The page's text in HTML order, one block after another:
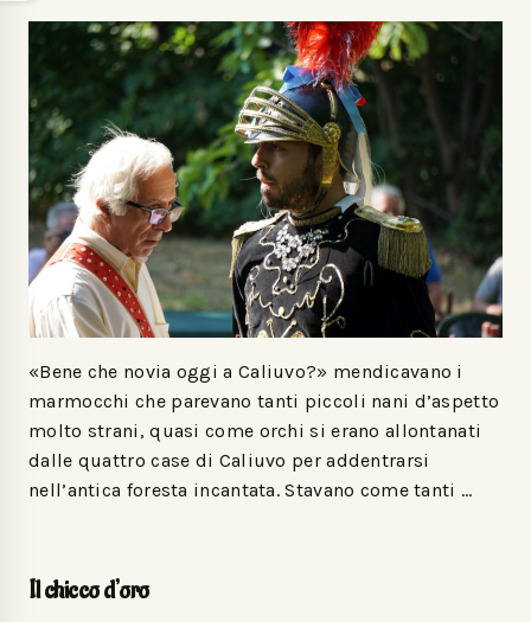
«Bene che novia oggi a Caliuvo?» mendicavano i
marmocchi che parevano tanti piccoli nani d’aspetto
molto strani, quasi come orchi si erano allontanati
dalle quattro case di Caliuvo per addentrarsi
nell’antica foresta incantata. Stavano come tanti …
Il chicco d’oro